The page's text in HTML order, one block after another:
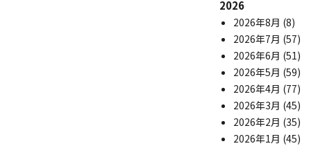
2026
2026年8月 (8)
2026年7月 (57)
2026年6月 (51)
2026年5月 (59)
2026年4月 (77)
2026年3月 (45)
2026年2月 (35)
2026年1月 (45)